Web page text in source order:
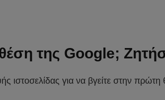
της Google;
ιστοσελίδας για να βγείτε στην